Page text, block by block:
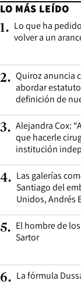
LO MÁS LEÍDO
1. Lo que ha
volver a un
2. Quiroz anuncia
abordar
definición de
3. Alejandra Cox:
que hacerle
institución
4. Las galerías
Santiago del
Unidos, Andrés
5. El hombre de
Sartor
6. La fórmula